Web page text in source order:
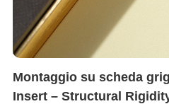
Montaggio su scheda
Insert – Structural